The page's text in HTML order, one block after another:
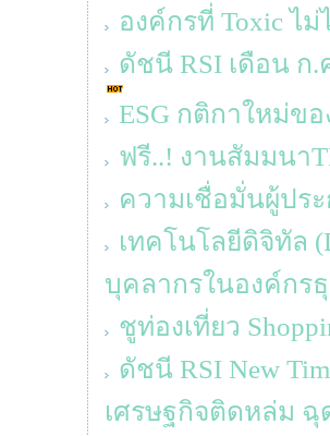
องค์กรที่ Toxic ไ
ดัชนี RSI เดือน ก.
ESG กติกาใหม่ข
ฟรี..! งานสัมมนา
ความเชื่อมั่นผู้ปร
เทคโนโลยีดิจิทัล
บุคลากรในองค์กร
ชูท่องเที่ยว
ดัชนี RSI New
เศรษฐกิจติดหล่ม